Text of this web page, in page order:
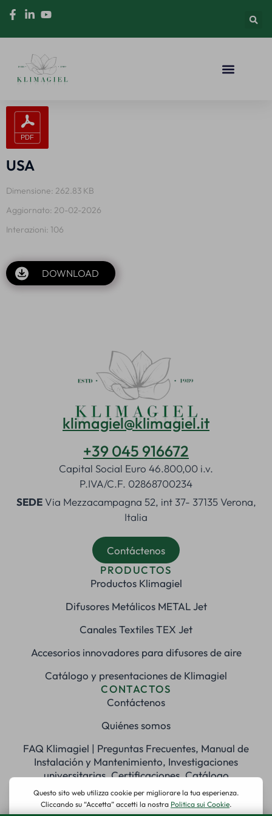
USA
Dimensione: 262.83 KB
Aggiornato: 20-02-2026
Interazioni: 106
DOWNLOAD
klimagiel@klimagiel.it
+39 045 916672
Capital Social Euro 46.800,00 i.v.
P.IVA/C.F. 02868700234
SEDEVia Mezzacampagna 52, int 37- 37135 Verona,
Italia
Contáctenos
PRODUCTOS
Productos Klimagiel
Difusores Metálicos METAL Jet
Canales Textiles TEX Jet
Accesorios innovadores para difusores de aire
Catálogo y presentaciones de Klimagiel
CONTACTOS
Contáctenos
Quiénes somos
FAQ Klimagiel | Preguntas Frecuentes, Manual de
Instalación y Mantenimiento, Investigaciones
universitarias, Certificaciones, Catálogo
REDES SOCIALES